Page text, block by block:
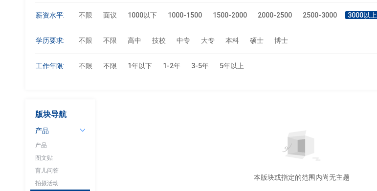
薪资水平: 不限 面议 1000以下 1000-1500 1500-2000 2000-2500 2500-3000 3000以上
学历要求: 不限 不限 高中 技校 中专 大专 本科 硕士 博士
工作年限: 不限 不限 1年以下 1-2年 3-5年 5年以上
版块导航
产品
产品
图文贴
育儿问答
拍摄活动
本版块或指定的范围内尚无主题